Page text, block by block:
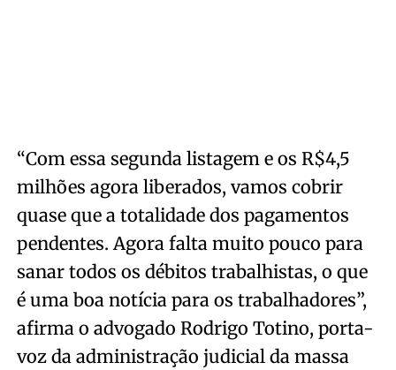
“Com essa segunda listagem e os R$4,5
milhões agora liberados, vamos cobrir
quase que a totalidade dos pagamentos
pendentes. Agora falta muito pouco para
sanar todos os débitos trabalhistas, o que
é uma boa notícia para os trabalhadores”,
afirma o advogado Rodrigo Totino, porta-
voz da administração judicial da massa